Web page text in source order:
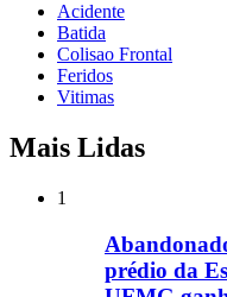
Acidente
Batida
Colisao Frontal
Feridos
Vitimas
Mais Lidas
1
prédio da